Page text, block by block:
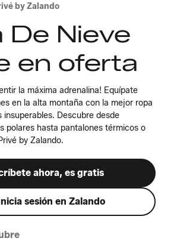
by Zalando
De Nieve
en oferta
la máxima adrenalina! Equípate
en la alta montaña con la mejor ropa
insuperables. Descubre desde
polares hasta pantalones térmicos o
by Zalando.
ahora, es gratis
sesión en Zalando